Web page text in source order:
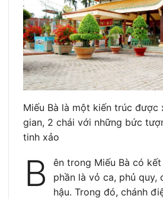
Miếu Bà là một kiến trúc được
gian, 2 chái với những bức
tinh xảo
B
ên trong Miếu Bà có
phần là vỏ ca, phủ quy,
hậu. Trong đó, chánh